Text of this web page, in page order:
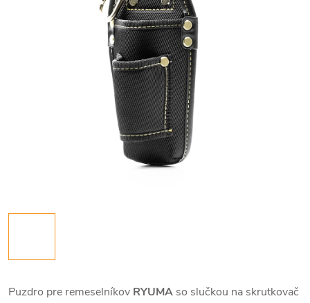
Puzdro pre remeselníkov RYUMA so slučkou na skrutkovač